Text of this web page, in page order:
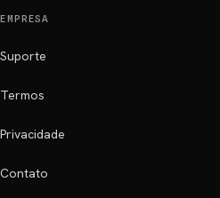
EMPRESA
Suporte
Termos
Privacidade
Contato